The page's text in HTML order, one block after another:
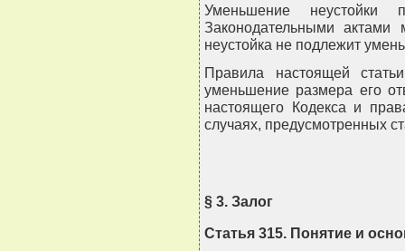
Уменьшение неустойки
Законодательными актами
неустойка не подлежит
Правила настоящей
уменьшение размера его
настоящего Кодекса и
случаях, предусмотренных
§ 3. Залог
Статья 315. Понятие и